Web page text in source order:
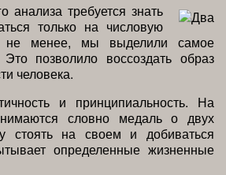
анализа требуется знать
только на числовую
не менее, мы выделили самое
позволило воссоздать образ
человека.
и принципиальность. На
словно медаль о двух
стоять на своем и добиваться
определенные жизненные